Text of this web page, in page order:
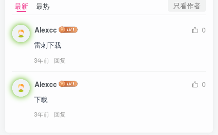
最新 最热 只看作者
Alexcc
0
雷刺下载
3年前 回复
Alexcc
0
下载
3年前 回复